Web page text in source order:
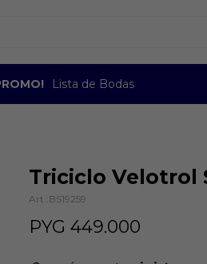
Lista de Bodas
Triciclo Velotrol
BS19259
PYG 449.000